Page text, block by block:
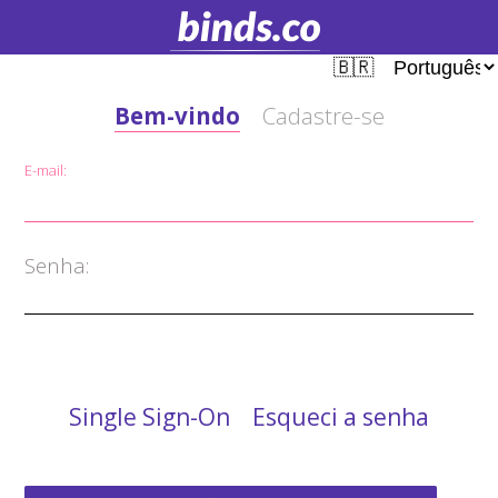
Bem-vindo Cadastre-se
E-mail:
Senha:
Single Sign-On Esqueci a senha